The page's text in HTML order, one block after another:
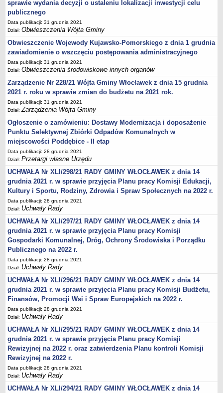
e-Urząd
PRZETARGI
Przetargi własne Urzędu
Przetargi jednostek organizacyjnych
Archiwum 2008-2010
Zamówienia publiczne do kwoty 30 tyś. euro
Plan postępowań o udzielenie zamówień w 2022 r.
Plan postępowań o udzielenie zamówień w 2021 r.
Plan postępowań o udzielenie zamówień w 2020 r.
Plan postępowań o udzielenie zamówień w 2019 r.
Plan postępowań o udzielenie zamówień w 2018 r.
Plan postępowań o udzielenie zamówień w 2017 r.
OCHRONA ŚRODOWISKA
Karty Informacyjne
Obwieszczenia środowiskowe
Obwieszczenia środowiskowe innych organów
Ogłoszenia środowiskowe
Postanowienia środowiskowe
Postanowienia środowiskowe innych organów
Archiwum 2008-2010
Rejestr działalności regulowanej
Miejscowy Plan Zagospodarowania Przestrzennego
Program Ochrony Środowiska
Plan Gospodarki Odpadami
Analiza Gospodarki Odpadami
PORADNIK INTERESANTA
Obsługa osób doświadczonych trwałymi lub okresowymi
trudnościami w komunikowaniu się (słabosłyszących i
głuchoniemych)
Jak załatwić sprawę
Informacje nieudostępnione
Wniosek o udostępnienie informacji publicznej
sprawie wydania decyzji o ustaleniu lokalizacji inwestycji celu
publicznego
Data publikacji: 31 grudnia 2021
Dział:Obwieszczenia Wójta Gminy
Obwieszczenie Wojewody Kujawsko-Pomorskiego z dnia 1 grudnia
zawiadomienie o wszczęciu postępowania administracyjnego
Data publikacji: 31 grudnia 2021
Dział:Obwieszczenia środowiskowe innych organów
Zarządzenie Nr 228/21 Wójta Gminy Włocławek z dnia 15 grudnia
2021 r. roku w sprawie zmian do budżetu na 2021 rok.
Data publikacji: 31 grudnia 2021
Dział:Zarządzenia Wójta Gminy
Ogłoszenie o zamówieniu: Dostawy Modernizacja i doposażenie
Punktu Selektywnej Zbiórki Odpadów Komunalnych w
miejscowości Poddębice - II etap
Data publikacji: 28 grudnia 2021
Dział:Przetargi własne Urzędu
UCHWAŁA Nr XLI/298/21 RADY GMINY WŁOCŁAWEK z dnia 14
grudnia 2021 r. w sprawie przyjęcia Planu pracy Komisji Edukacji,
Kultury i Sportu, Rodziny, Zdrowia i Spraw Społecznych na 2022 r.
Data publikacji: 28 grudnia 2021
Dział: Uchwały Rady
UCHWAŁA Nr XLI/297/21 RADY GMINY WŁOCŁAWEK z dnia 14
grudnia 2021 r. w sprawie przyjęcia Planu pracy Komisji
Gospodarki Komunalnej, Dróg, Ochrony Środowiska i Porządku
Publicznego na 2022 r.
Data publikacji: 28 grudnia 2021
Dział: Uchwały Rady
UCHWAŁA Nr XLI/296/21 RADY GMINY WŁOCŁAWEK z dnia 14
grudnia 2021 r. w sprawie przyjęcia Planu pracy Komisji Budżetu,
Finansów, Promocji Wsi i Spraw Europejskich na 2022 r.
Data publikacji: 28 grudnia 2021
Dział: Uchwały Rady
UCHWAŁA Nr XLI/295/21 RADY GMINY WŁOCŁAWEK z dnia 14
grudnia 2021 r. w sprawie przyjęcia Planu pracy Komisji
Rewizyjnej na 2022 r. oraz zatwierdzenia Planu kontroli Komisji
Rewizyjnej na 2022 r.
Data publikacji: 28 grudnia 2021
Dział: Uchwały Rady
UCHWAŁA Nr XLI/294/21 RADY GMINY WŁOCŁAWEK z dnia 14